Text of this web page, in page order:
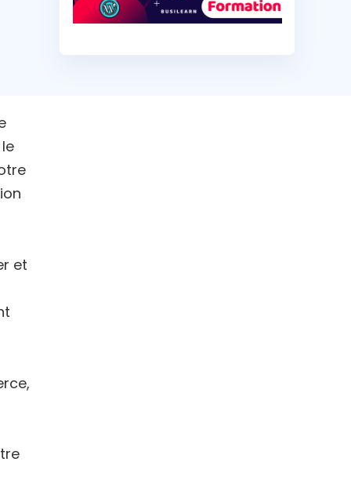
et